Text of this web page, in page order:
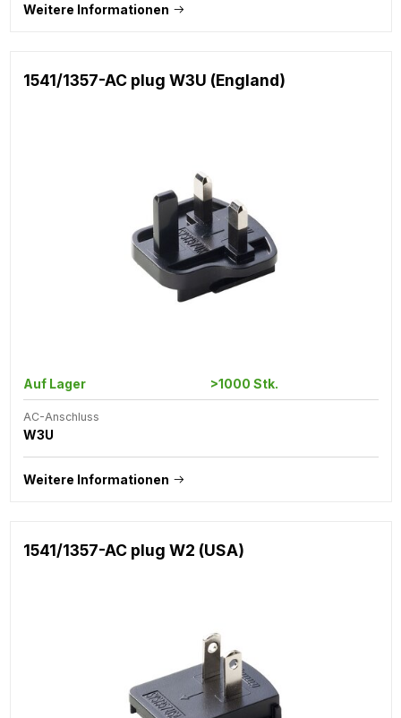
Weitere Informationen
1541/1357-AC plug W3U (England)
Auf Lager >1000 Stk.
AC-Anschluss
W3U
Weitere Informationen
1541/1357-AC plug W2 (USA)